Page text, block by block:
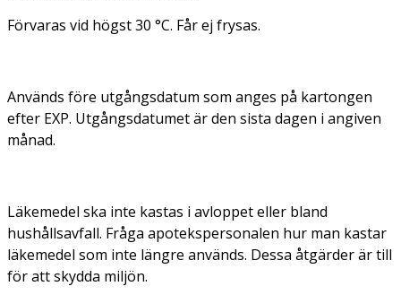
Förvaras vid högst 30 °C. Får ej frysas.
Används före utgångsdatum som anges på kartongen
efter EXP. Utgångsdatumet är den sista dagen i angiven
månad.
Läkemedel ska inte kastas i avloppet eller bland
hushållsavfall. Fråga apotekspersonalen hur man kastar
läkemedel som inte längre används. Dessa åtgärder är till
för att skydda miljön.